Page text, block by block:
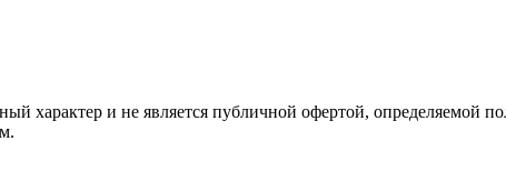
характер и не является публичной офертой, определяемой